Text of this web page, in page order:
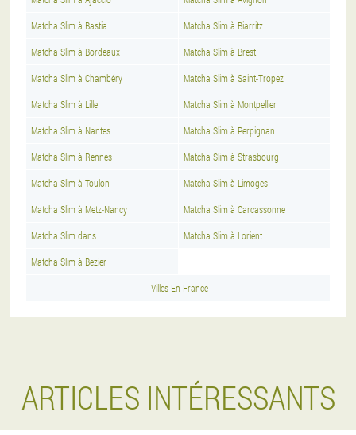
Matcha Slim à Bastia Matcha Slim à Biarritz
Matcha Slim à Bordeaux Matcha Slim à Brest
Matcha Slim à Chambéry Matcha Slim à Saint-Tropez
Matcha Slim à Lille Matcha Slim à Montpellier
Matcha Slim à Nantes Matcha Slim à Perpignan
Matcha Slim à Rennes Matcha Slim à Strasbourg
Matcha Slim à Toulon Matcha Slim à Limoges
Matcha Slim à Metz-Nancy Matcha Slim à Carcassonne
Matcha Slim dans Matcha Slim à Lorient
Matcha Slim à Bezier
Villes En France
ARTICLES INTÉRESSANTS